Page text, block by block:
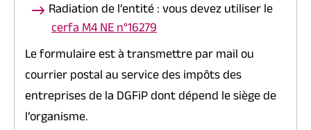
Radiation de l’entité : vous devez utiliser le
cerfa M4 NE n°16279
Le formulaire est à transmettre par mail ou
courrier postal au service des impôts des
entreprises de la DGFiP dont dépend le siège de
l’organisme.